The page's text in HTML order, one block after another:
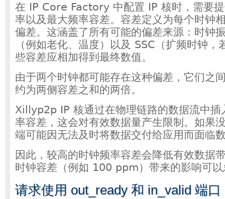
在 IP Core Factory 中配置 IP 核时，需要
率以及最大频率容差。容差定义为每个时钟
偏差。这涵盖了所有可能的偏差来源：时钟
（例如老化、温度）以及 SSC（扩频时钟，
些容差应相加得到最终数值。
由于两个时钟都可能存在这种偏差，它们之
约为两侧容差之和的两倍。
Xillyp2p IP 核通过在物理链路的数据流中插
率容差，这会对有效数据量产生限制。如果
端可能因无法及时将数据交付给应用而面临
因此，较高的时钟频率容差会降低有效数据
时钟容差（例如 100 ppm）带来的影响可
请求使用 out_ready 和 in_valid 端口